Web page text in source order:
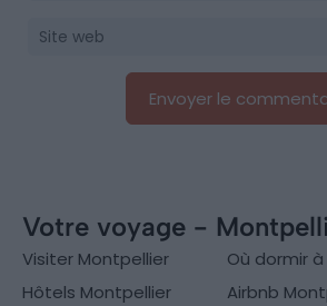
Votre voyage -
Visiter Montpellier
Où dormir
Hôtels Montpellier
Airbnb